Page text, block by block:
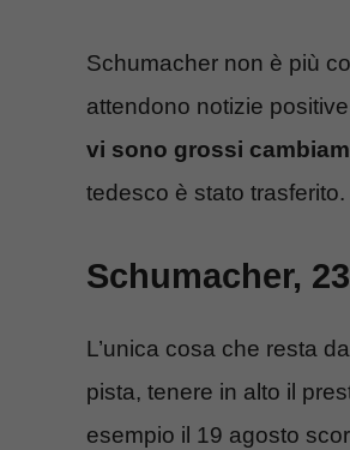
Schumacher non è più
attendono notizie
vi sono grossi
tedesco è stato trasferito.
Schumacher,
L’unica cosa che resta
pista, tenere in alto il
esempio il 19 agosto